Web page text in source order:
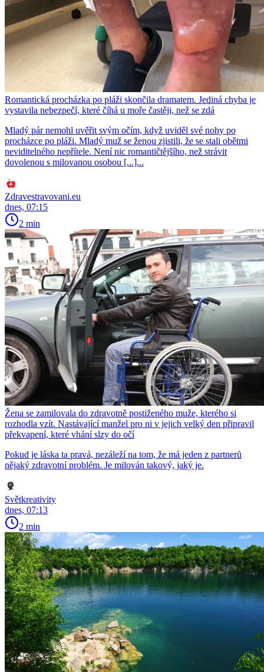
Romantická procházka po pláži skončila dramatem. Jediná chyba je
vystavila nebezpečí, které číhá u moře častěji, než se zdá
Mladý pár nemohl uvěřit svým očím, když uviděl své nohy po
procházce po pláži. Mladý muž se ženou zjistili, že se stali obětmi
neviditelného nepřítele. Není nic romantičtějšího, než strávit
dovolenou s milovanou osobou [...]...
Zdravestravovani.eu
dnes, 07:15
2 min
Žena se zamilovala do zdravotně postiženého muže, kterého si
rozhodla vzít. Nastávající manžel pro ni v jejich velký den připravil
překvapení, které vhání slzy do očí
Pokud je láska ta pravá, nezáleží na tom, že má jeden z partnerů
nějaký zdravotní problém. Je milován takový, jaký je.
Světkreativity
dnes, 07:13
2 min